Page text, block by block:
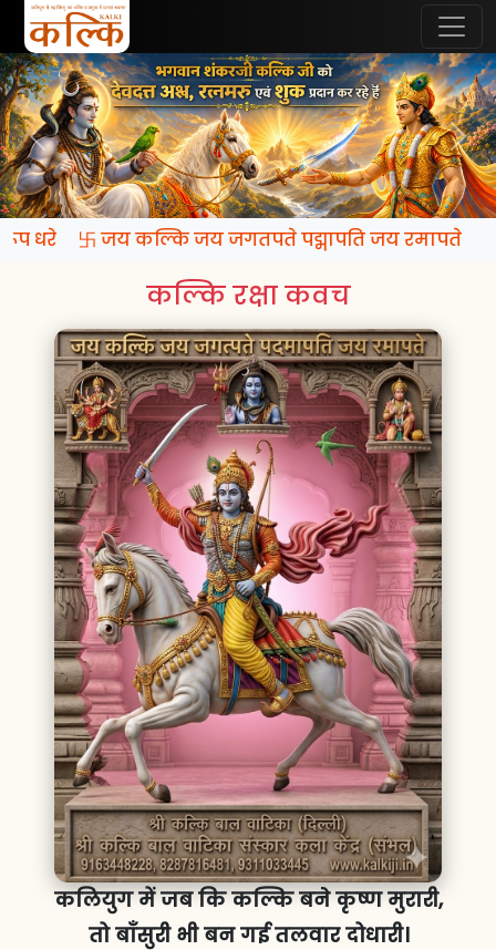
धरे 卐 जय कल्कि जय जगतपते पद्मापति जय रमापते
कल्कि रक्षा कवच
कलियुग में जब कि कल्कि बने कृष्ण मुरारी,
तो बाँसुरी भी बन गई तलवार दोधारी।